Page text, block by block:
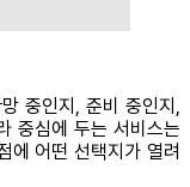
중인지, 준비 중인지,
중심에 두는 서비스는
에 어떤 선택지가 열려